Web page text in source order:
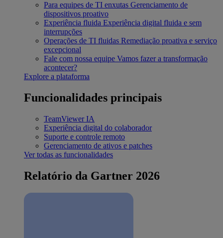
Para equipes de TI enxutas Gerenciamento de
dispositivos proativo
Experiência fluida Experiência digital fluida e sem
interrupções
Operações de TI fluidas Remediação proativa e serviço
excepcional
Fale com nossa equipe Vamos fazer a transformação
acontecer?
Explore a plataforma
Funcionalidades principais
TeamViewer IA
Experiência digital do colaborador
Suporte e controle remoto
Gerenciamento de ativos e patches
Ver todas as funcionalidades
Relatório da Gartner 2026